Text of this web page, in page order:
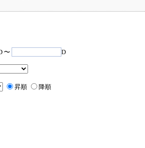
〜 D
昇順 降順